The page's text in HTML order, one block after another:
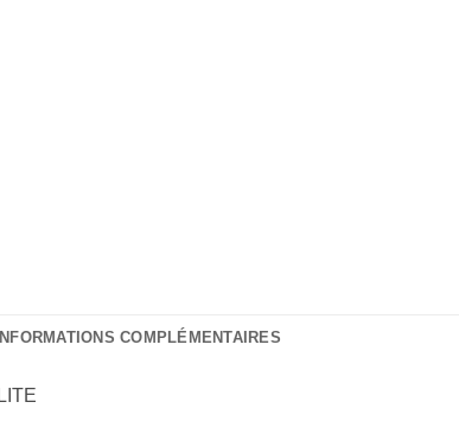
INFORMATIONS COMPLÉMENTAIRES